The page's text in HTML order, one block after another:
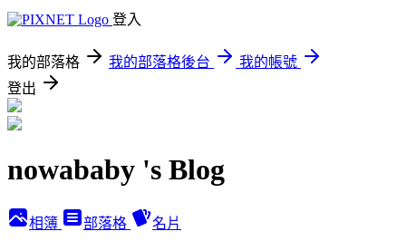
登入
我的部落格 我的部落格後台
我的帳號
登出
nowababy 's Blog
相簿 部落格 名片